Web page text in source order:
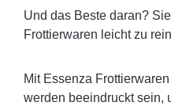
Und das Beste daran?
Frottierwaren leicht zu
Mit Essenza
werden beeindruckt sein,